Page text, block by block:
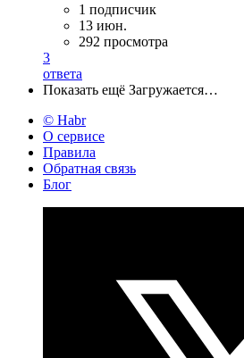
1 подписчик
13 июн.
292 просмотра
3
ответа
Показать ещё Загружается…
© Habr
О сервисе
Правила
Обратная связь
Блог